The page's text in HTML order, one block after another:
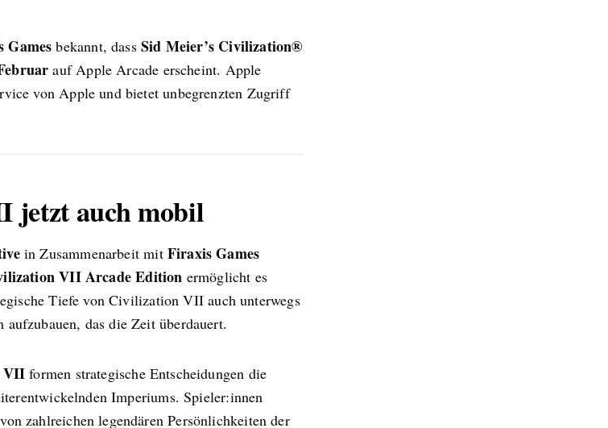
Games bekannt, dass Sid Meier’s Civilization®
auf Apple Arcade erscheint. Apple
von Apple und bietet unbegrenzten Zugriff
jetzt auch mobil
in Zusammenarbeit mit Firaxis Games
VII Arcade Edition ermöglicht es
Tiefe von Civilization VII auch unterwegs
das die Zeit überdauert.
VII formen strategische Entscheidungen die
Imperiums. Spieler:innen
zahlreichen legendären Persönlichkeiten der